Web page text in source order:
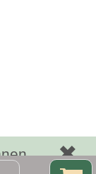
✖
zu